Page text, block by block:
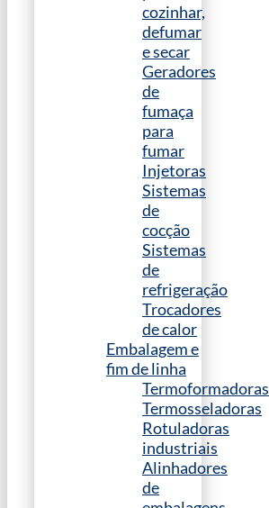
cozinhar,
defumar
e secar
Geradores
de
fumaça
para
fumar
Injetoras
Sistemas
de
cocção
Sistemas
de
refrigeração
Trocadores
de calor
Embalagem e
fim de linha
Termoformadoras
Termosseladoras
Rotuladoras
industriais
Alinhadores
de